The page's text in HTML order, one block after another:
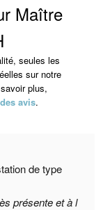
Maître
seules les
sur notre
plus,
avis.
de type
présente et à l